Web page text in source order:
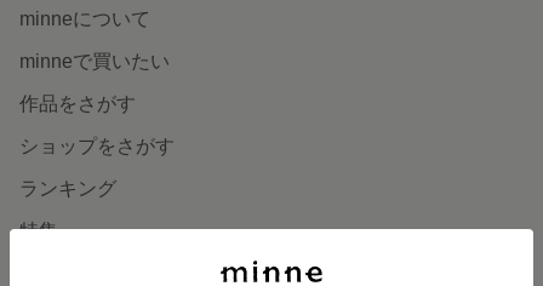
minneについて
minneで買いたい
作品をさがす
ショップをさがす
ランキング
特集